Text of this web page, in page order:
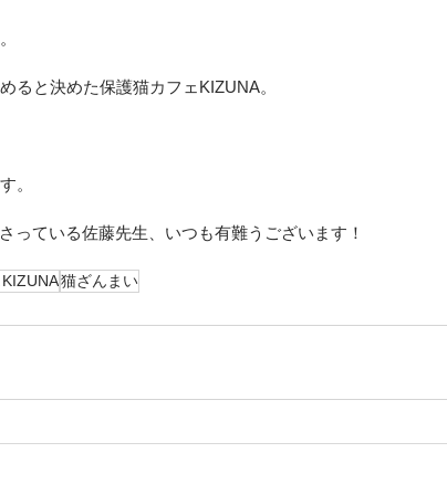
ると決めた保護猫カフェKIZUNA。
。
っている佐藤先生、いつも有難うございます！
猫ざんまい